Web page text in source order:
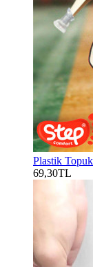
Plastik
69,30TL